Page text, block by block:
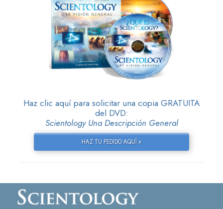
Haz clic aquí para solicitar una copia GRATUITA
del DVD:
Scientology Una Descripción General
HAZ TU PEDIDO AQUÍ »